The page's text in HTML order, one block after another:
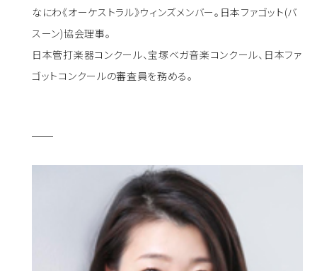
なにわ《オーケストラル》ウィンズメンバー。日本ファゴット(バ
スーン)協会理事。
日本管打楽器コンクール、宝塚ベガ音楽コンクール、日本ファ
ゴットコンクールの審査員を務める。